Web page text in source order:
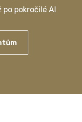
pokročilé AI